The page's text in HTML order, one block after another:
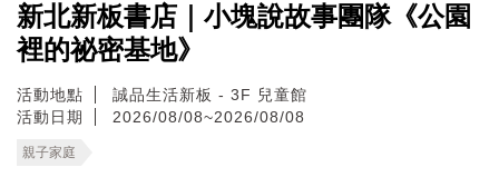
新北新板書店｜小塊說故事團隊《公園
裡的祕密基地》
活動地點
誠品生活新板 - 3F 兒童館
活動日期
2026/08/08~2026/08/08
親子家庭